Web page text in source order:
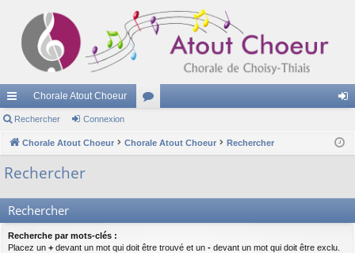
cc
ès
ra
de
Chorale Atout Choeur
u ne
Rechercher Connexion
Chorale Atout Choeur Chorale Atout Choeur Rechercher
Rechercher
Rechercher
Recherche par mots-clés :
Placez un + devant un mot qui doit être trouvé et un - devant un mot qui doit être exclu.